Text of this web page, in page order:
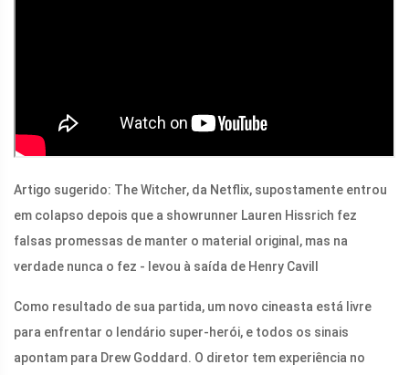
Artigo sugerido: The Witcher, da Netflix, supostamente entrou
em colapso depois que a showrunner Lauren Hissrich fez
falsas promessas de manter o material original, mas na
verdade nunca o fez - levou à saída de Henry Cavill
Como resultado de sua partida, um novo cineasta está livre
para enfrentar o lendário super-herói, e todos os sinais
apontam para Drew Goddard. O diretor tem experiência no